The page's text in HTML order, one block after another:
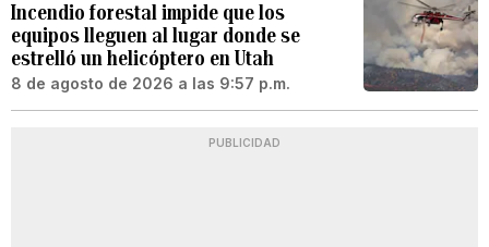
Incendio forestal impide que los
equipos lleguen al lugar donde se
estrelló un helicóptero en Utah
8 de agosto de 2026 a las 9:57 p.m.
PUBLICIDAD